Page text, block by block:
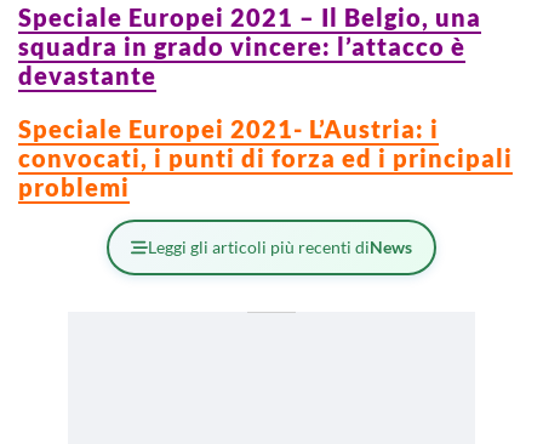
Speciale Europei 2021 – Il Belgio, una
squadra in grado vincere: l’attacco è
devastante
Speciale Europei 2021- L’Austria: i
convocati, i punti di forza ed i principali
problemi
Leggi gli articoli più recenti diNews